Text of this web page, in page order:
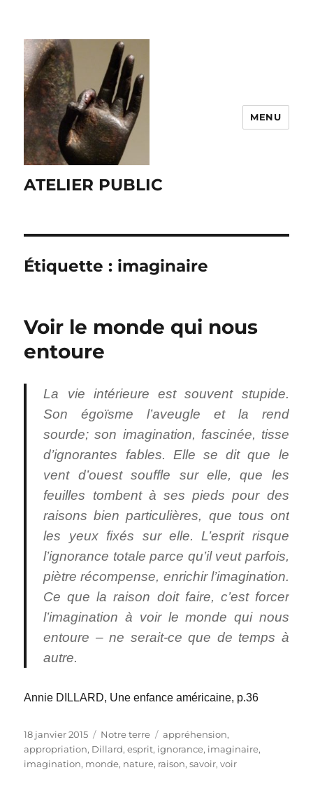
ATELIER PUBLIC
MENU
Étiquette : imaginaire
Voir le monde qui nous
entoure
La vie intérieure est souvent stupide.
Son égoïsme l’aveugle et la rend
sourde; son imagination, fascinée, tisse
d’ignorantes fables. Elle se dit que le
vent d’ouest souffle sur elle, que les
feuilles tombent à ses pieds pour des
raisons bien particulières, que tous ont
les yeux fixés sur elle. L’esprit risque
l’ignorance totale parce qu’il veut parfois,
piètre récompense, enrichir l’imagination.
Ce que la raison doit faire, c’est forcer
l’imagination à voir le monde qui nous
entoure – ne serait-ce que de temps à
autre.
Annie DILLARD, Une enfance américaine, p.36
Publié
le
18 janvier 2015 Catégories
Notre terre Étiquettes
appréhension,
appropriation, Dillard,esprit, ignorance, imaginaire,
imagination, monde, nature, raison,savoir,voir